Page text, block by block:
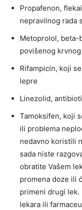
Propafenon,
nepravilnog rada
Metoprolol, beta-
povišenog
Rifampicin, koji
lepre
Linezolid,
Tamoksifen, koji
ili problema
nedavno koristili
sada niste
obratite Vašem
promena doze ili
primeni drugi lek.
lekara ili